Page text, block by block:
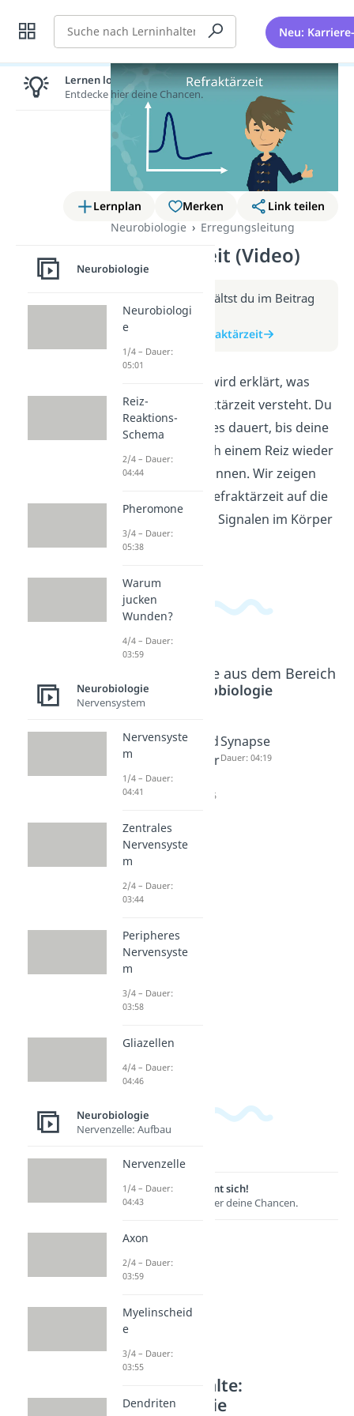
Suche Neu:
Lernplan Merken
Link teilen
Neurobiologie
Erregungsleitung
Refraktärzeit (Video)
Weitere Infos erhältst du im Beitrag
zum Video
zum Beitrag: Refraktärzeit
In diesem Video wird erklärt, was
man unter Refraktärzeit versteht. Du
lernst, wie lange es dauert, bis deine
Nervenzellen nach einem Reiz wieder
erregt werden können. Wir zeigen
dir, wie sich die Refraktärzeit auf die
Übertragung von Signalen im Körper
auswirkt.
Beliebte Inhalte aus dem Bereich
Neurobiologie
Membra
npotenti
Dauer: 05:00
Was sind
Rezeptor
en?
Dauer: 03:55
Synapse
Dauer: 04:19
Lernen lohnt sich!
Entdecke hier deine Chancen.
Weitere Inhalte:
Neurobiologie
Lernen lohnt sich!
Entdecke hier deine Chancen.
Neurobiologie
Neurobiologi
e
1/4 – Dauer:
05:01
Reiz-
Reaktions-
Schema
2/4 – Dauer:
04:44
Pheromone
3/4 – Dauer:
05:38
Warum
jucken
Wunden?
4/4 – Dauer:
03:59
Neurobiologie
Nervensystem
Nervensyste
m
1/4 – Dauer:
04:41
Zentrales
Nervensyste
m
2/4 – Dauer:
03:44
Peripheres
Nervensyste
m
3/4 – Dauer:
03:58
Gliazellen
4/4 – Dauer:
04:46
Neurobiologie
Nervenzelle: Aufbau
Nervenzelle
1/4 – Dauer:
04:43
Axon
2/4 – Dauer:
03:59
Myelinscheid
e
3/4 – Dauer:
03:55
Dendriten